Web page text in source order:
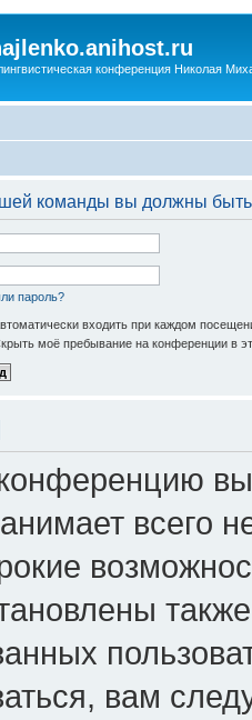
конференция Николая
команды вы должны
пароль?
входить при каждом
моё пребывание на конференции в
всего
вам